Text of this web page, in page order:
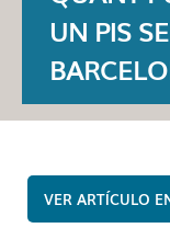
UN PIS